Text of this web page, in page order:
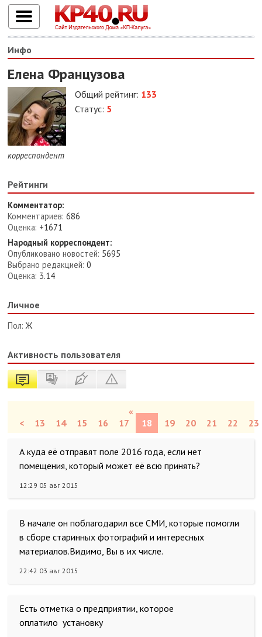
Инфо
Елена Французова
Общий рейтинг: 133
Статус: 5
корреспондент
Рейтинги
Комментатор:
Комментариев: 686
Оценка: +1671
Народный корреспондент:
Опубликовано новостей: 5695
Выбрано редакцией: 0
Оценка: 3.14
Личное
Пол: Ж
Активность пользователя
«
<
13 14 15 16 17 18 19 20 21 22 23
А куда её отправят поле 2016 года, если нет
помещения, который может её всю принять?
12:29 05 авг 2015
В начале он поблагодарил все СМИ, которые помогли
в сборе старинных фотографий и интересных
материалов.Видимо, Вы в их числе.
22:42 03 авг 2015
Есть отметка о предприятии, которое
оплатило установку